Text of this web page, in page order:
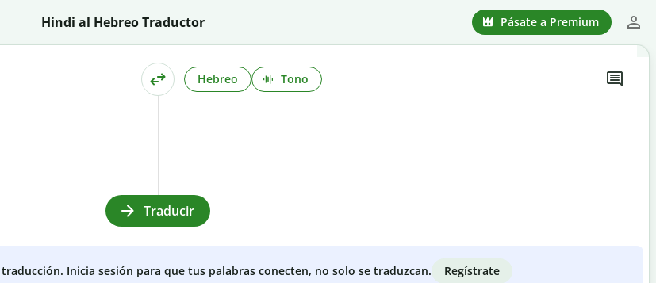
Hindi al Hebreo Traductor Pásate a Premium
Hebreo Tono
Traducir
Inicia sesión para que tus palabras conecten, no solo se traduzcan. Regístrate